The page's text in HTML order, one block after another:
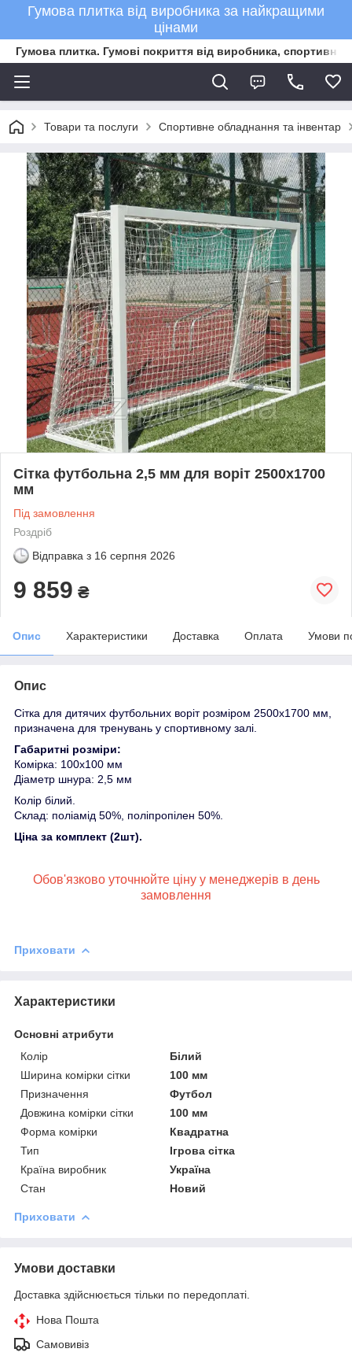
Гумова плитка від виробника за найкращими
цінами
Гумова плитка. Гумові покриття від виробника, спортивне
Товари та послуги Спортивне обладнання та інвентар
Сітка футбольна 2,5 мм для воріт 2500х1700
мм
Під замовлення
Роздріб
Відправка з 16 серпня 2026
9 859 ₴
Опис Характеристики Доставка Оплата Умови
Опис
Сітка для дитячих футбольних воріт розміром 2500х1700 мм,
призначена для тренувань у спортивному залі.
Габаритні розміри:
Комірка: 100х100 мм
Діаметр шнура: 2,5 мм
Колір білий.
Склад: поліамід 50%, поліпропілен 50%.
Ціна за комплект (2шт).
Обов'язково уточнюйте ціну у менеджерів в день
замовлення
Приховати
Характеристики
Основні атрибути
Колір
Білий
Ширина комірки сітки
100 мм
Призначення
Футбол
Довжина комірки сітки
100 мм
Форма комірки
Квадратна
Тип
Ігрова сітка
Країна виробник
Україна
Стан
Новий
Приховати
Умови доставки
Доставка здійснюється тільки по передоплаті.
Нова Пошта
Самовивіз